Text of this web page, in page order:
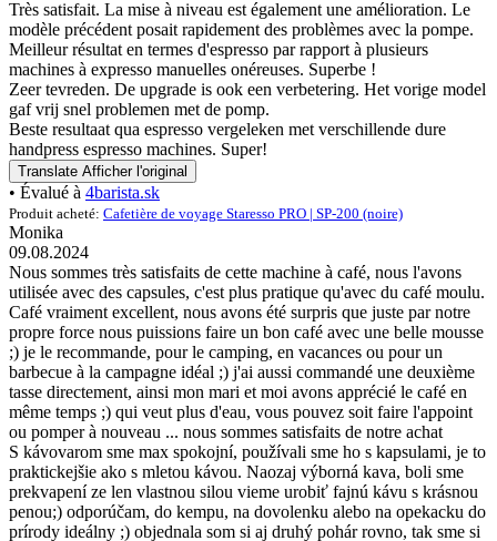
Très satisfait. La mise à niveau est également une amélioration. Le
modèle précédent posait rapidement des problèmes avec la pompe.
Meilleur résultat en termes d'espresso par rapport à plusieurs
machines à expresso manuelles onéreuses. Superbe !
Zeer tevreden. De upgrade is ook een verbetering. Het vorige model
gaf vrij snel problemen met de pomp.
Beste resultaat qua espresso vergeleken met verschillende dure
handpress espresso machines. Super!
Translate Afficher l'original
• Évalué à 4barista.sk
Produit acheté: Cafetière de voyage Staresso PRO | SP-200 (noire)
Monika
09.08.2024
Nous sommes très satisfaits de cette machine à café, nous l'avons
utilisée avec des capsules, c'est plus pratique qu'avec du café moulu.
Café vraiment excellent, nous avons été surpris que juste par notre
propre force nous puissions faire un bon café avec une belle mousse
;) je le recommande, pour le camping, en vacances ou pour un
barbecue à la campagne idéal ;) j'ai aussi commandé une deuxième
tasse directement, ainsi mon mari et moi avons apprécié le café en
même temps ;) qui veut plus d'eau, vous pouvez soit faire l'appoint
ou pomper à nouveau ... nous sommes satisfaits de notre achat
S kávovarom sme max spokojní, používali sme ho s kapsulami, je to
praktickejšie ako s mletou kávou. Naozaj výborná kava, boli sme
prekvapení ze len vlastnou silou vieme urobiť fajnú kávu s krásnou
penou;) odporúčam, do kempu, na dovolenku alebo na opekacku do
prírody ideálny ;) objednala som si aj druhý pohár rovno, tak sme si